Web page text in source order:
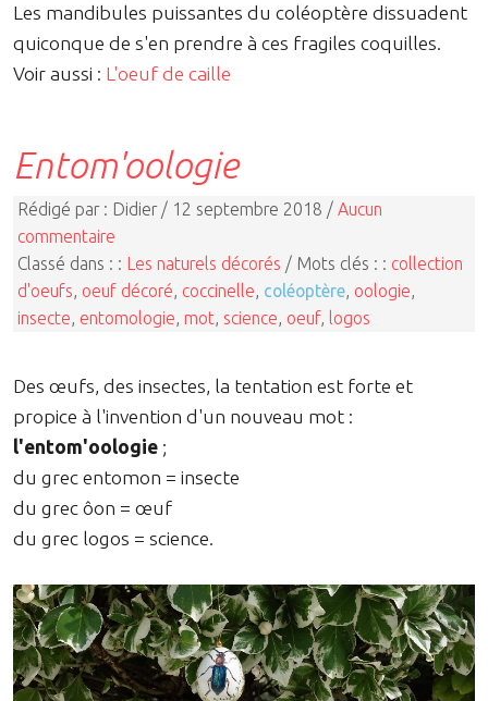
Les mandibules puissantes du coléoptère dissuadent
quiconque de s'en prendre à ces fragiles coquilles.
Voir aussi : L'oeuf de caille
Entom'oologie
Rédigé par : Didier / 12 septembre 2018 / Aucun
commentaire
Classé dans : : Les naturels décorés / Mots clés : : collection
d'oeufs, oeuf décoré, coccinelle, coléoptère, oologie,
insecte, entomologie, mot, science, oeuf, logos
Des œufs, des insectes, la tentation est forte et
propice à l'invention d'un nouveau mot :
l'entom'oologie ;
du grec entomon = insecte
du grec ôon = œuf
du grec logos = science.